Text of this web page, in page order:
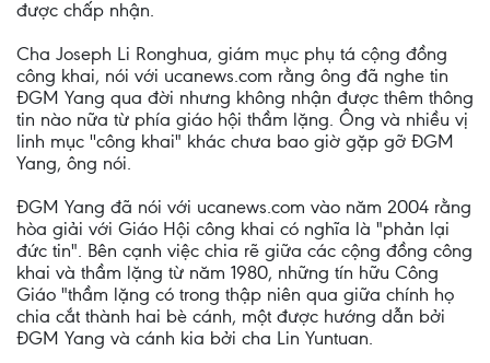
được chấp nhận.
Cha Joseph Li Ronghua, giám mục phụ tá cộng đồng
công khai, nói với ucanews.com rằng ông đã nghe tin
ĐGM Yang qua đời nhưng không nhận được thêm thông
tin nào nữa từ phía giáo hội thầm lặng. Ông và nhiều vị
linh mục ''công khai" khác chưa bao giờ gặp gỡ ĐGM
Yang, ông nói.
ĐGM Yang đã nói với ucanews.com vào năm 2004 rằng
hòa giải với Giáo Hội công khai có nghĩa là "phản lại
đức tin". Bên cạnh việc chia rẽ giữa các cộng đồng công
khai và thầm lặng từ năm 1980, những tín hữu Công
Giáo "thầm lặng có trong thập niên qua giữa chính họ
chia cắt thành hai bè cánh, một được hướng dẫn bởi
ĐGM Yang và cánh kia bởi cha Lin Yuntuan.